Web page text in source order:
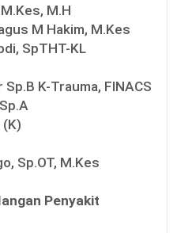
M.H
M Hakim, M.Kes
SpTHT-KL
K-Trauma, FINACS
(K)
Sp.OT, M.Kes
Penyakit